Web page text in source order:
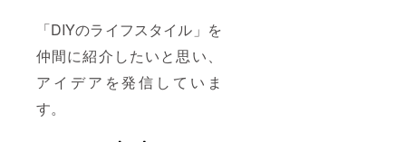
「DIYのライフスタイル」を
仲間に紹介したいと思い、
アイデアを発信していま
す。